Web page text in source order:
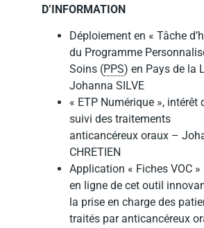
D’INFORMATION
Déploiement en « Tâche
du Programme
Soins (PPS) en Pays de la
Johanna SILVE
« ETP Numérique », intérêt
suivi des traitements
anticancéreux oraux –
CHRETIEN
Application « Fiches VOC »
en ligne de cet outil
la prise en charge des
traités par anticancéreux